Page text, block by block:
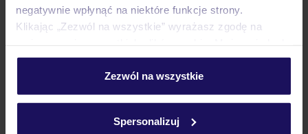
negatywnie wpłynąć na niektóre funkcje strony.
Klikając „Zezwól na wszystkie” wyrażasz zgodę na
personalizować swój wybór wchodząc w zakładkę
Szczegółowe informacje o plikach cookie znajdziesz
Zezwól na wszystkie
Spersonalizuj
Atrakcje
Ważne informacje